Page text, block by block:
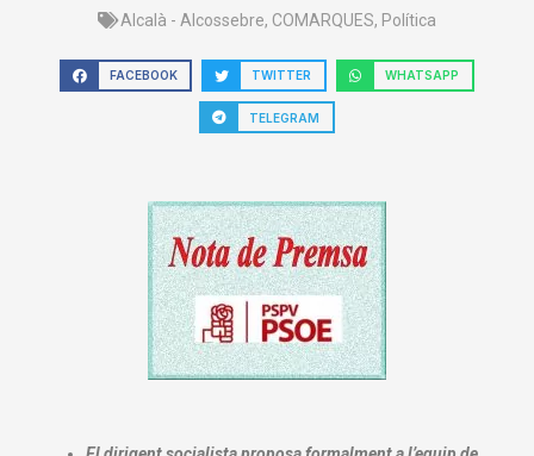
Alcalà - Alcossebre, COMARQUES, Política
FACEBOOK TWITTER WHATSAPP
TELEGRAM